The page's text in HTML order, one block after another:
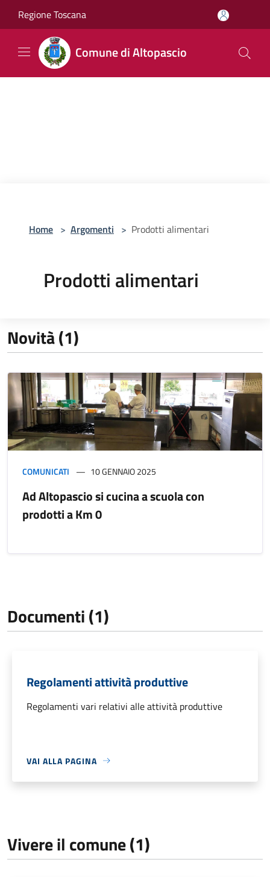
Regione Toscana
Comune di Altopascio
Home > Argomenti > Prodotti alimentari
Prodotti alimentari
Novità (1)
COMUNICATI 10 GENNAIO 2025
Ad Altopascio si cucina a scuola con
prodotti a Km 0
Documenti (1)
Regolamenti attività produttive
Regolamenti vari relativi alle attività produttive
VAI ALLA PAGINA
Vivere il comune (1)